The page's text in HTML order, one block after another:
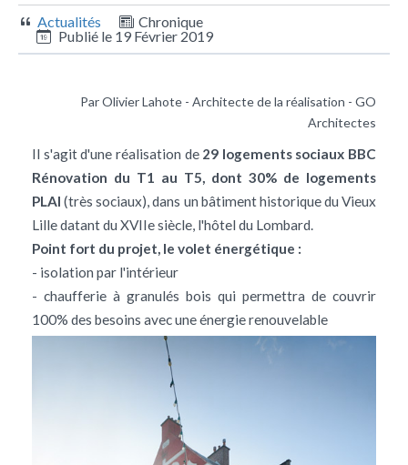
Actualités
Chronique
Publié le 19 Février 2019
Par Olivier Lahote - Architecte de la réalisation - GO
Architectes
Il s'agit d'une réalisation de 29 logements sociaux BBC
Rénovation du T1 au T5, dont 30% de logements
PLAI (très sociaux), dans un bâtiment historique du Vieux
Lille datant du XVIIe siècle, l'hôtel du Lombard.
Point fort du projet, le volet énergétique :
- isolation par l'intérieur
- chaufferie à granulés bois qui permettra de couvrir
100% des besoins avec une énergie renouvelable